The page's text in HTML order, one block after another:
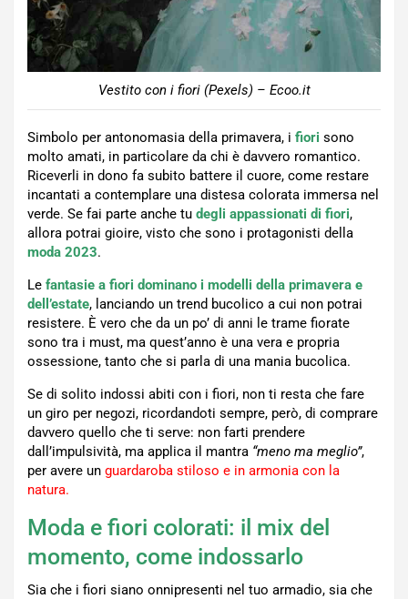
Vestito con i fiori (Pexels) – Ecoo.it
Simbolo per antonomasia della primavera, i fiori sono
molto amati, in particolare da chi è davvero romantico.
Riceverli in dono fa subito battere il cuore, come restare
incantati a contemplare una distesa colorata immersa nel
verde. Se fai parte anche tu degli appassionati di fiori,
allora potrai gioire, visto che sono i protagonisti della
moda 2023.
Le fantasie a fiori dominano i modelli della primavera e
dell’estate, lanciando un trend bucolico a cui non potrai
resistere. È vero che da un po’ di anni le trame fiorate
sono tra i must, ma quest’anno è una vera e propria
ossessione, tanto che si parla di una mania bucolica.
Se di solito indossi abiti con i fiori, non ti resta che fare
un giro per negozi, ricordandoti sempre, però, di comprare
davvero quello che ti serve: non farti prendere
dall’impulsività, ma applica il mantra “meno ma meglio”,
per avere un guardaroba stiloso e in armonia con la
natura.
Moda e fiori colorati: il mix del
momento, come indossarlo
Sia che i fiori siano onnipresenti nel tuo armadio, sia che